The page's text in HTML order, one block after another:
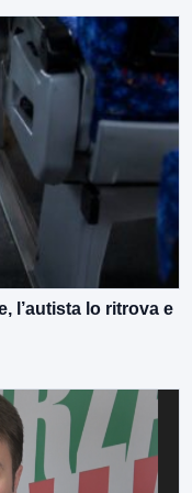
l’autista lo ritrova e